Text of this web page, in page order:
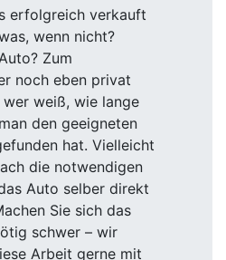
erfolgreich verkauft
wenn nicht?
Zum
noch eben privat
weiß, wie lange
den geeigneten
hat. Vielleicht
die notwendigen
Auto selber direkt
Sie sich das
schwer – wir
Arbeit gerne mit